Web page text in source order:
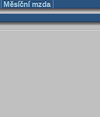
Měsíční mzda